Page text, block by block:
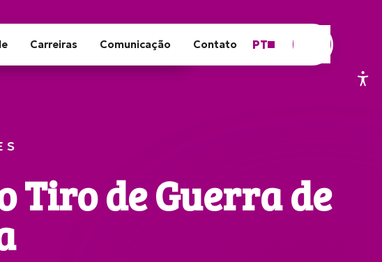
Carreiras Comunicação Contato PT
Tiro de Guerra de